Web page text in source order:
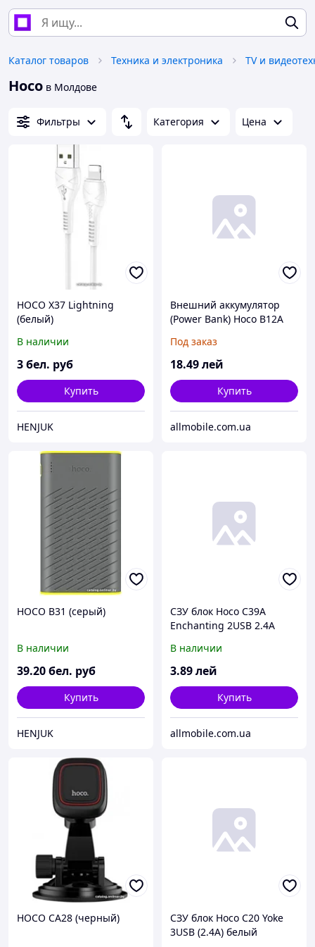
Каталог товаров Техника и электроника TV и
Hoco в Молдове
Фильтры Категория Цена
HOCO X37 Lightning
(белый)
В наличии
3бел. руб
Купить
HENJUK
Внешний аккумулятор
(Power Bank) Hoco B12A
Под заказ
18.49лей
Купить
allmobile.com.ua
HOCO B31 (серый)
В наличии
39.20бел. руб
Купить
HENJUK
СЗУ блок Hoco C39A
Enchanting 2USB 2.4A
В наличии
3.89лей
Купить
allmobile.com.ua
HOCO CA28 (черный)
СЗУ блок Hoco C20 Yoke
3USB (2.4A) белый